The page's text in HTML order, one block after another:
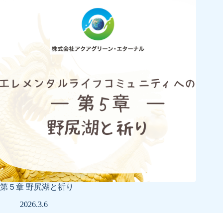
第５章 野尻湖と祈り
2026.3.6